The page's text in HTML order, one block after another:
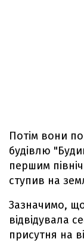
Потім вони
будівлю
першим
ступив на
Зазначимо,
відвідувала
присутня на